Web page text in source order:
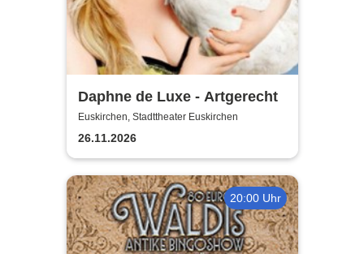
Daphne de Luxe - Artgerecht
Euskirchen, Stadttheater Euskirchen
26.11.2026
20:00 Uhr